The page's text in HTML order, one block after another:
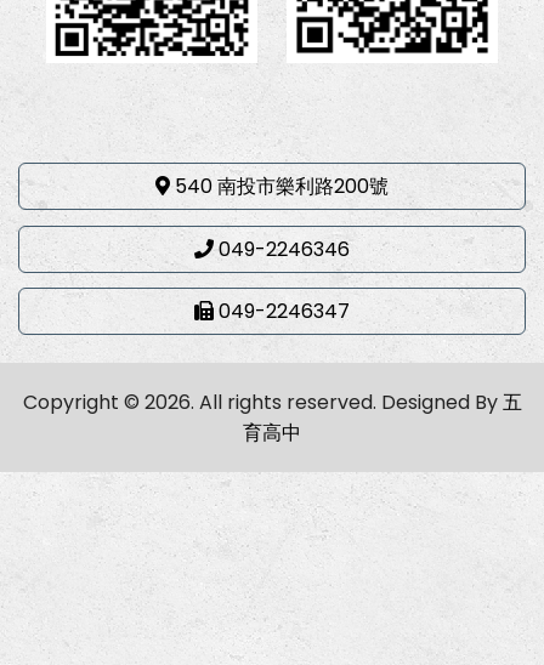
540 南投市樂利路200號
049-2246346
049-2246347
Copyright © 2026. All rights reserved. Designed By五
育高中